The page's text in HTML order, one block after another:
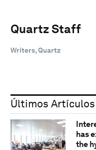
Quartz Staff
Writers, Quartz
Últimos Artículos
has
the